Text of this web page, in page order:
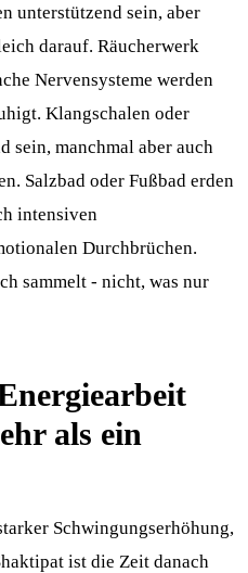
unterstützend sein, aber
darauf. Räucherwerk
Nervensysteme werden
Klangschalen oder
sein, manchmal aber auch
Salzbad oder Fußbad erden
intensiven
Durchbrüchen.
sammelt - nicht, was nur
als ein
Schwingungserhöhung,
ist die Zeit danach